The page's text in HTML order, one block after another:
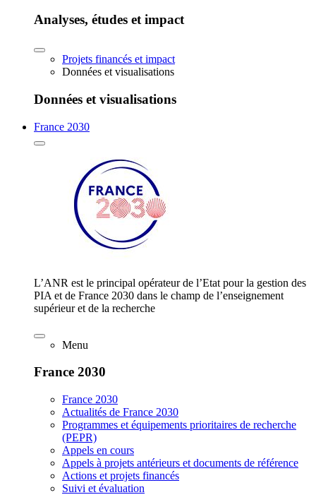
Analyses, études et impact
Projets financés et impact
Données et visualisations
Données et visualisations
France 2030
L’ANR est le principal opérateur de l’Etat pour la gestion des
PIA et de France 2030 dans le champ de l’enseignement
supérieur et de la recherche
Menu
France 2030
France 2030
Actualités de France 2030
Programmes et équipements prioritaires de recherche
(PEPR)
Appels en cours
Appels à projets antérieurs et documents de référence
Actions et projets financés
Suivi et évaluation